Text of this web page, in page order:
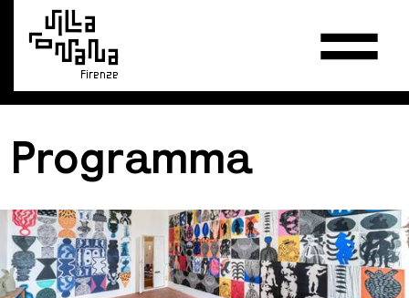
Firenze
Programma